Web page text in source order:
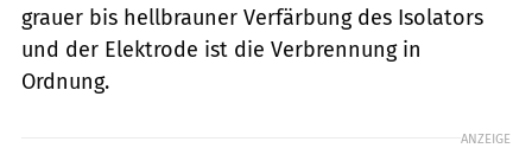
grauer bis hellbrauner Verfärbung des Isolators
und der Elektrode ist die Verbrennung in
Ordnung.
ANZEIGE